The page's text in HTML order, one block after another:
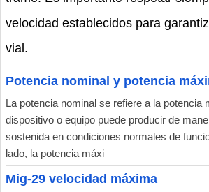
velocidad establecidos para
vial.
Potencia nominal y potencia
La potencia nominal se refiere a la potencia
dispositivo o equipo puede producir de
sostenida en condiciones normales de
lado, la potencia máxi
Mig-29 velocidad máxima